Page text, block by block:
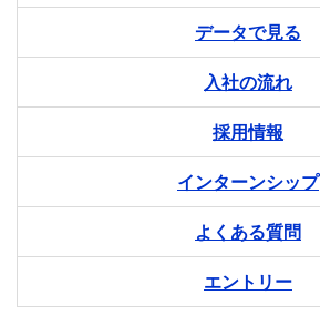
データで見る
入社の流れ
採用情報
インターンシップ
よくある質問
エントリー